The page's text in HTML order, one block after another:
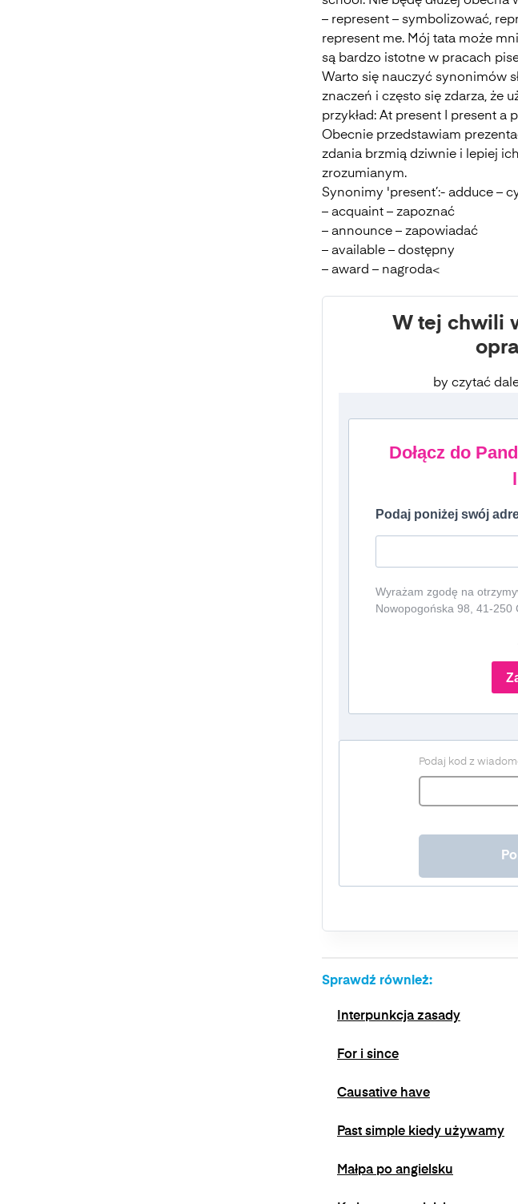
– represent – symbolizować,
represent me. Mój tata może
są bardzo istotne w pracach
Warto się nauczyć synonimów
znaczeń i często się zdarza, że
przykład: At present I present a
Obecnie przedstawiam
zdania brzmią dziwnie i lepiej
zrozumianym.
Synonimy 'present’:- adduce –
– acquaint – zapoznać
– announce – zapowiadać
– available – dostępny
– award – nagroda<
W tej chwili
by czytać
Dołącz do
Podaj poniżej swój
Wyrażam zgodę na
Nowopogońska 98, 41-250
newslettera, czyli
szkolnictwem oraz ofert
pośrednictwem
danych jest dobrowolne,
dane będą
prawo do dostępu do
usunięcia, ograniczenia
także prawo do wniesienia
dokonano na podstawie
zgody jest możliwe
Podaj kod z
Sprawdź również:
Interpunkcja zasady
For i since
Causative have
Past simple kiedy używamy
Małpa po angielsku